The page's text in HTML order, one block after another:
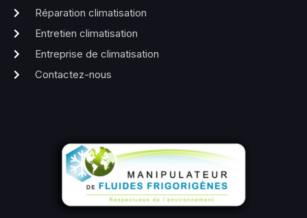
Réparation climatisation
Entretien climatisation
Entreprise de climatisation
Contactez-nous